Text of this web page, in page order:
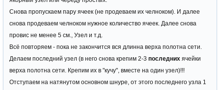
Снова пропускаем пару ячеек (не продеваем их челноком). И далее
снова продеваем челноком нужное количество ячеек. Далее снова
провис не менее 5 см., Узел и т.д.
Всё повторяем - пока не закончится вся длинна верха полотна сети.
Делаем последний узел (в него снова крепим 2-3 последних ячейки
верха полотна сети. Крепим их в "кучу", вместе на один узел)!!!
Отступаем на натянутом основном шнуре, от этого последнего узла 1